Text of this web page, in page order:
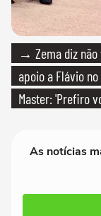
→ Zema diz não
apoio a Flávio
Master: 'Prefiro
As notícias